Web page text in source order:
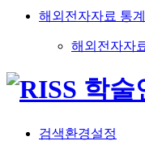
해외전자자료 통계
해외전자자
검색환경설정